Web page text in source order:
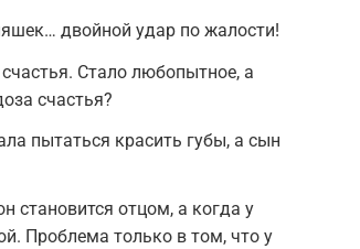
двойной удар по жалости!
Стало любопытное, а
счастья?
пытаться красить губы, а сын
становится отцом, а когда у
Проблема только в том, что у